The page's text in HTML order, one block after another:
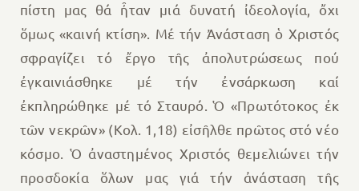
πίστη μας θά ἦταν μιά δυνατή ἰδεολογία, ὄχι
ὅμως «καινή κτίση». Μέ τήν Ἀνάσταση ὁ Χριστός
σφραγίζει τό ἔργο τῆς ἀπολυτρώσεως πού
ἐγκαινιάσθηκε μέ τήν ἐνσάρκωση καί
ἐκπληρώθηκε μέ τό Σταυρό. Ὁ «Πρωτότοκος ἐκ
τῶν νεκρῶν» (Κολ. 1,18) εἰσῆλθε πρῶτος στό νέο
κόσμο. Ὁ ἀναστημένος Χριστός θεμελιώνει τήν
προσδοκία ὅλων μας γιά τήν ἀνάσταση τῆς